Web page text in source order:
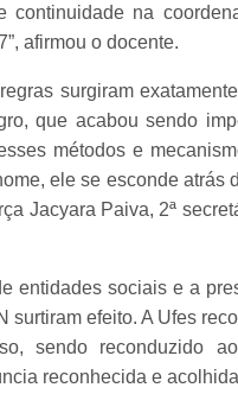
continuidade na
afirmou o docente.
surgiram
que acabou sendo
métodos e
ele se esconde atrás
Jacyara Paiva, 2ª
entidades sociais e a
efeito. A Ufes
sendo reconduzido
reconhecida e